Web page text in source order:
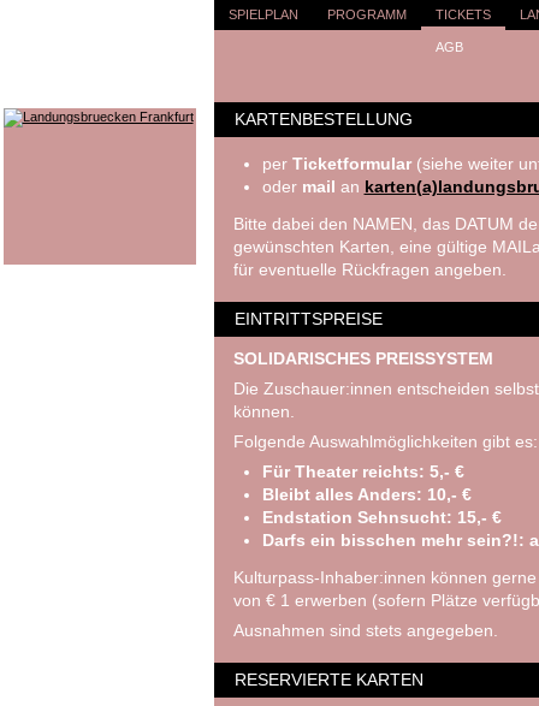
SPIELPLAN PROGRAMM TICKETS
AGB
KARTENBESTELLUNG
per Ticketformular(siehe weiter
oder mail an
Bitte dabei den NAMEN, das DATUM
gewünschten Karten, eine gültige
für eventuelle Rückfragen angeben.
EINTRITTSPREISE
SOLIDARISCHES PREISSYSTEM
Die Zuschauer:innen entscheiden
können.
Folgende Auswahlmöglichkeiten gibt es:
Für Theater reichts: 5,- €
Bleibt alles Anders: 10,- €
Endstation Sehnsucht: 15,- €
Darfs ein bisschen mehr sein?!:
Kulturpass-Inhaber:innen können
von € 1 erwerben (sofern Plätze
Ausnahmen sind stets angegeben.
RESERVIERTE KARTEN